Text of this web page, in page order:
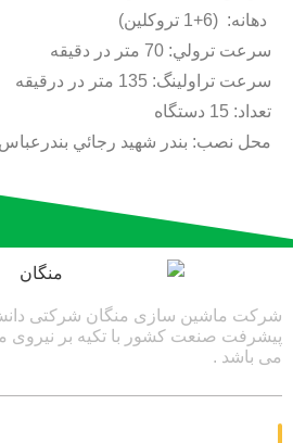
دهانه: (6+1 تروكلين)
سرعت ترولي: 70 متر در دقيقه
سرعت تراولينگ: 135 متر در درقيقه
تعداد: 15 دستگاه
محل نصب: بندر شهيد رجائي بندرعباس
شرکت ماشین سازی منگان شرکتی دانش
پیشرفت صنعت کشور با تکیه بر نیروی
می باشد .